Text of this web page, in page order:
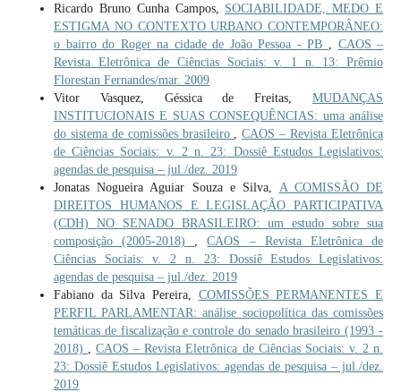
Ricardo Bruno Cunha Campos, SOCIABILIDADE, MEDO E
ESTIGMA NO CONTEXTO URBANO CONTEMPORÂNEO:
o bairro do Roger na cidade de João Pessoa - PB
CAOS –
Revista Eletrônica de Ciências Sociais: v. 1 n. 13: Prêmio
Florestan Fernandes/mar. 2009
Vitor Vasquez, Géssica de Freitas,MUDANÇAS
INSTITUCIONAIS E SUAS CONSEQUÊNCIAS: uma análise
do sistema de comissões brasileiro
,CAOS – Revista Eletrônica
de Ciências Sociais: v. 2 n. 23: Dossiê Estudos Legislativos:
agendas de pesquisa – jul./dez. 2019
Jonatas Nogueira Aguiar Souza e Silva, A COMISSÃO DE
DIREITOS HUMANOS E LEGISLAÇÃO PARTICIPATIVA
(CDH) NO SENADO BRASILEIRO: um estudo sobre sua
composição (2005-2018)
,CAOS – Revista Eletrônica de
Ciências Sociais: v. 2 n. 23: Dossiê Estudos Legislativos:
agendas de pesquisa – jul./dez. 2019
Fabiano da Silva Pereira, COMISSÕES PERMANENTES E
PERFIL PARLAMENTAR: análise sociopolítica das comissões
temáticas de fiscalização e controle do senado brasileiro (1993 -
2018)
,CAOS – Revista Eletrônica de Ciências Sociais: v. 2 n.
23: Dossiê Estudos Legislativos: agendas de pesquisa – jul./dez.
2019